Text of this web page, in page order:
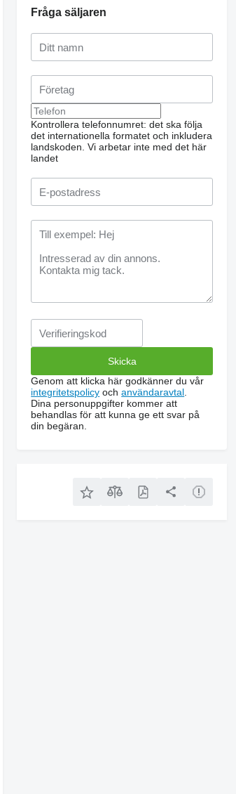
Fråga säljaren
Kontrollera telefonnumret: det ska följa
det internationella formatet och inkludera
landskoden. Vi arbetar inte med det här
landet
Genom att klicka här godkänner du vår
integritetspolicy ochanvändaravtal
Dina personuppgifter kommer att
behandlas för att kunna ge ett svar på
din begäran.